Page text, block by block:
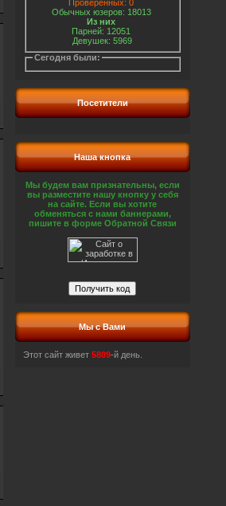
Проверенных: 0
Обычных юзеров: 18013
Из них
Парней: 12051
Девушек: 5969
Сегодня были:
Посетители
Наша кнопка
Мы будем вам признательны, если
вы разместите нашу кнопку у себя
на сайте. Если вы хотите
обменяться с нами баннерами,
пишите в форме Обратной Связи
Мы с Вами
Этот сайт живет 5809-й день.